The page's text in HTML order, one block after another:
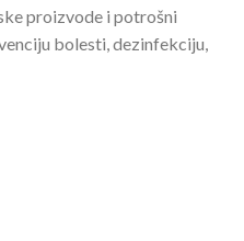
proizvode i potrošni
bolesti, dezinfekciju,